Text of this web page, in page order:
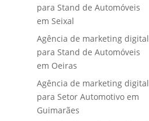
para Stand de Automóveis
em Seixal
Agência de marketing digital
para Stand de Automóveis
em Oeiras
Agência de marketing digital
para Setor Automotivo em
Guimarães